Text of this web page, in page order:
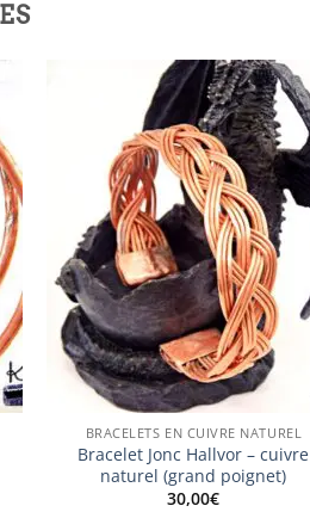
BRACELETS EN CUIVRE NATUREL
Bracelet Jonc Hallvor – cuivre
naturel (grand poignet)
30,00€